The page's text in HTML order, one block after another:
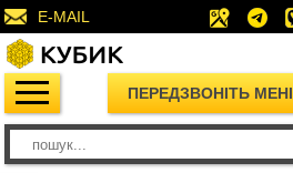
E-MAIL
ПЕРЕДЗВОНІТЬ МЕНІ